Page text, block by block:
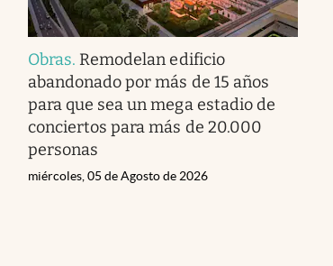
Obras. Remodelan edificio
abandonado por más de 15 años
para que sea un mega estadio de
conciertos para más de 20.000
personas
miércoles, 05 de Agosto de 2026